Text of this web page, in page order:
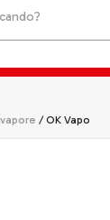
/ OK Vapo